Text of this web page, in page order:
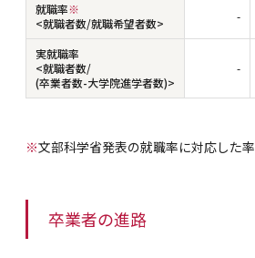
就職率※
<就職者数/就職希望者数>
-
実就職率
<就職者数/
(卒業者数-大学院進学者数)>
-
※文部科学省発表の就職率に対応した率
卒業者の進路